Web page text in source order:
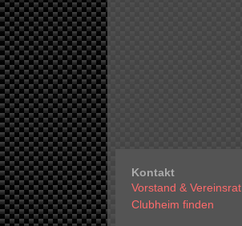
Kontakt
Vorstand & Vereinsrat
Clubheim finden